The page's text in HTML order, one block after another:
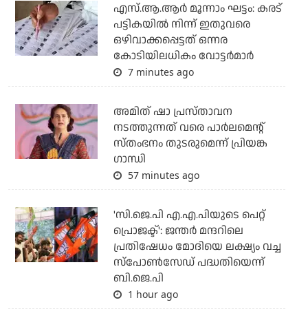
എസ്.ആ.ആര്‍ മൂന്നാം ഘട്ടം: കരട്
പട്ടികയില്‍ നിന്ന് ഇതുവരെ
ഒഴിവാക്കപ്പെട്ടത് ഒന്നര
കോടിയിലധികം വോട്ടര്‍മാര്‍
7 minutes ago
അമിത് ഷാ പ്രസ്താവന
നടത്തുന്നത് വരെ പാര്‍ലമെന്റ്
സ്തംഭനം തുടരുമെന്ന് പ്രിയങ്ക
ഗാന്ധി
57 minutes ago
'സി.ജെ.പി എ.എ.പിയുടെ പെറ്റ്
പ്രൊജക്ട്': ജന്തര്‍ മന്ദറിലെ
പ്രതിഷേധം മോദിയെ ലക്ഷ്യം വച്ച
സ്‌പോണ്‍സേഡ് പദ്ധതിയെന്ന്
ബി.ജെ.പി
1 hour ago